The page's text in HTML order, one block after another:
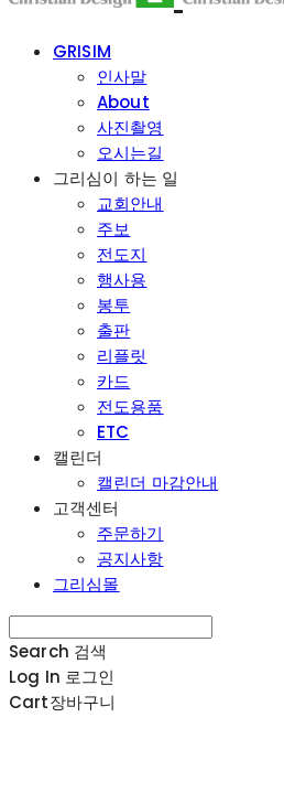
GRISIM
인사말
About
사진촬영
오시는길
그리심이 하는 일
교회안내
주보
전도지
행사용
봉투
출판
리플릿
카드
전도용품
ETC
캘린더
캘린더 마감안내
고객센터
주문하기
공지사항
그리심몰
Search 검색
Log In 로그인
Cart장바구니